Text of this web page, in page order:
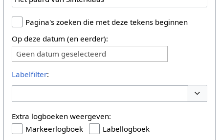
Pagina's zoeken die met deze tekens beginnen
Op deze datum (en eerder):
Geen datum geselecteerd
Labelfilter:
Extra logboeken weergeven:
Markeerlogboek
Labellogboek